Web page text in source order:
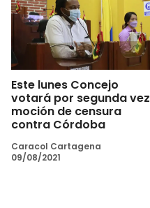
Este lunes Concejo
votará por segunda vez
moción de censura
contra Córdoba
Caracol Cartagena
09/08/2021